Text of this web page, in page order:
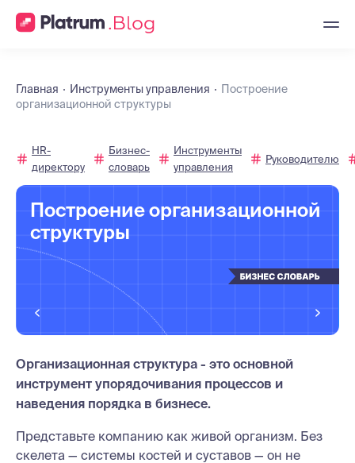
Главная Инструменты управления
Построение
организационной структуры
HR-
директору
Бизнес-
словарь
Инструменты
управления
Руководителю
Построение организационной
структуры
Организационная структура - это основной
инструмент упорядочивания процессов и
наведения порядка в бизнесе.
Представьте компанию как живой организм. Без
скелета — системы костей и суставов — он не